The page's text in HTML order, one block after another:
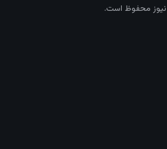
نیوز محفوظ است.